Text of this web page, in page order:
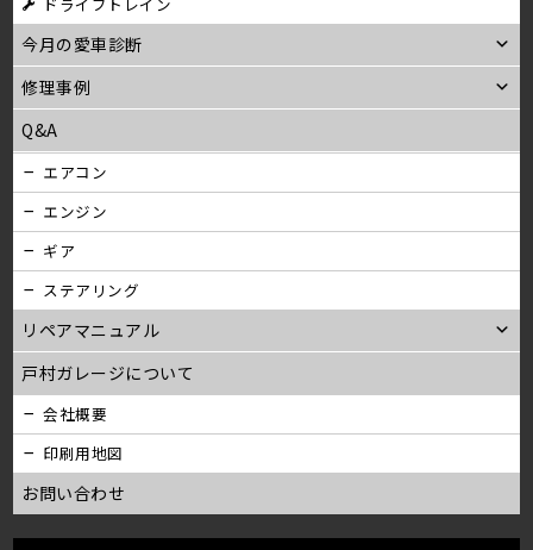
今月の愛車診断
修理事例
Q&A
エアコン
エンジン
ギア
ステアリング
リペアマニュアル
戸村ガレージについて
会社概要
印刷用地図
お問い合わせ